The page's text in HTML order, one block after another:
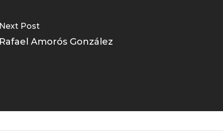
Next Post
Rafael Amorós González